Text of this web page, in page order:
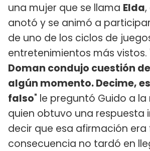
una mujer que se llama Elda
anotó y se animó a
de uno de los ciclos de
entretenimientos más vistos.
Doman condujo cuestión
algún momento. Decime,
falso" le preguntó Guido a la
quien obtuvo una respuesta
decir que esa afirmación era
consecuencia no tardó en